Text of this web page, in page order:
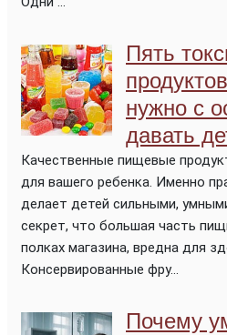
Пять
нужно с
давать
Качественные пищевые
для вашего ребенка. Именно
делает детей сильными,
секрет, что большая часть
полках магазина, вредна для
Консервированные фру...
Почему